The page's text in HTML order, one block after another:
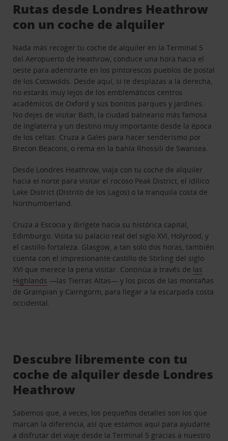
Rutas desde Londres Heathrow
con un coche de alquiler
Nada más recoger tu coche de alquiler en la Terminal 5
del Aeropuerto de Heathrow, conduce una hora hacia el
oeste para adentrarte en los pintorescos pueblos de postal
de los Cotswolds. Desde aquí, si te desplazas a la derecha,
no estarás muy lejos de los emblemáticos centros
académicos de Oxford y sus bonitos parques y jardines.
No dejes de visitar Bath, la ciudad balneario más famosa
de Inglaterra y un destino muy importante desde la época
de los celtas. Cruza a Gales para hacer senderismo por
Brecon Beacons, o rema en la bahía Rhossili de Swansea.
Desde Londres Heathrow, viaja con tu coche de alquiler
hacia el norte para visitar el rocoso Peak District, el idílico
Lake District (Distrito de los Lagos) o la tranquila costa de
Northumberland.
Cruza a Escocia y dirígete hacia su histórica capital,
Edimburgo. Visita su palacio real del siglo XVI, Holyrood, y
el castillo-fortaleza. Glasgow, a tan solo dos horas, también
cuenta con el impresionante castillo de Stirling del siglo
XVI que merece la pena visitar. Continúa a través de las
Highlands —las Tierras Altas— y los picos de las montañas
de Grampian y Cairngorm, para llegar a la escarpada costa
occidental.
Descubre libremente con tu
coche de alquiler desde Londres
Heathrow
Sabemos que, a veces, los pequeños detalles son los que
marcan la diferencia, así que estamos aquí para ayudarte
a disfrutar del viaje desde la Terminal 5 gracias a nuestro